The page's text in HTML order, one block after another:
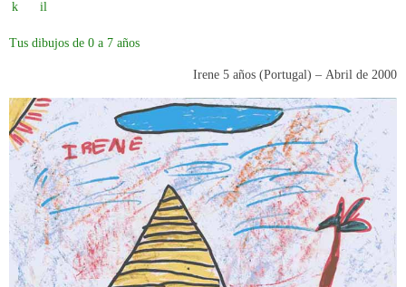
Tus dibujos de 0 a 7 años
Irene 5 años (Portugal) – Abril de 2000